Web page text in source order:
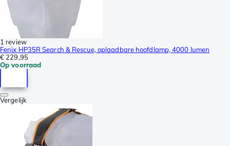
1 review
Fenix HP35R Search & Rescue, oplaadbare hoofdlamp, 4000 lumen
€ 229,95
Op voorraad
Vergelijk